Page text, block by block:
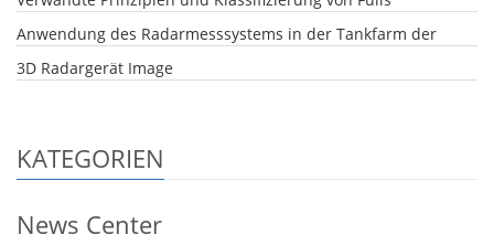
Anwendung des Radarmesssystems in der Tankfarm der
3D Radargerät Image
KATEGORIEN
News Center